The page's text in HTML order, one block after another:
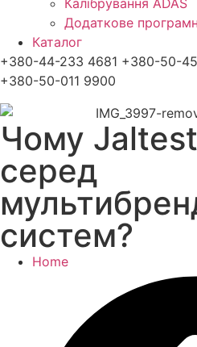
Калібрування ADAS
Додаткове
Каталог
+380-44-233 4681 +380-50-
+380-50-011 9900
Чому
серед
систем?
Home